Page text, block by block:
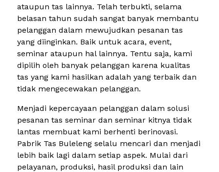
ataupun tas lainnya. Telah terbukti, selama
belasan tahun sudah sangat banyak membantu
pelanggan dalam mewujudkan pesanan tas
yang diinginkan. Baik untuk acara, event,
seminar ataupun hal lainnya. Tentu saja, kami
dipilih oleh banyak pelanggan karena kualitas
tas yang kami hasilkan adalah yang terbaik dan
tidak mengecewakan pelanggan.
Menjadi kepercayaan pelanggan dalam solusi
pesanan tas seminar dan seminar kitnya tidak
lantas membuat kami berhenti berinovasi.
Pabrik Tas Buleleng selalu mencari dan menjadi
lebih baik lagi dalam setiap aspek. Mulai dari
pelayanan, produksi, hasil produksi dan lain